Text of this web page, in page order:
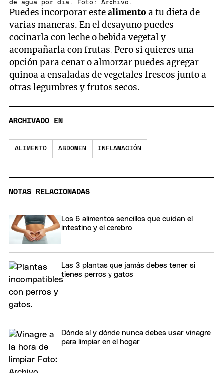
de agua por dia. Foto: Archivo.
Puedes incorporar estealimentoa tu dieta de
varias maneras. En el desayuno puedes
cocinarla con leche o bebida vegetal y
acompañarla con frutas. Pero si quieres una
opción para cenar o almorzar puedes agregar
quinoa a ensaladas de vegetales frescos junto a
otras legumbres y frutos secos.
ARCHIVADO EN
ALIMENTO ABDOMEN INFLAMACIÓN
NOTAS RELACIONADAS
Los 6 alimentos sencillos que cuidan el
intestino y el cerebro
Las 3 plantas que jamás debes tener si
tienes perros y gatos
Dónde sí y dónde nunca debes usar vinagre
para limpiar en el hogar